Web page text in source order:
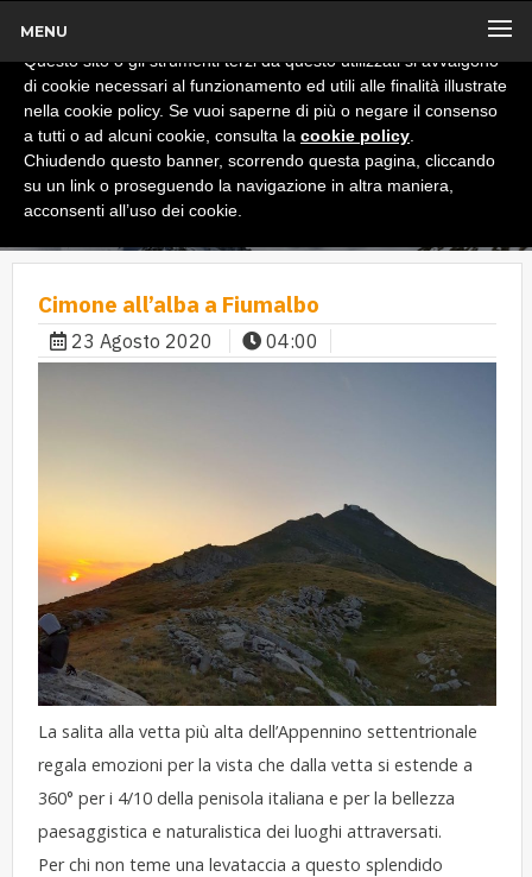
MENU
Cimone all’alba a Fiumalbo
23 Agosto 2020 04:00
La salita alla vetta più alta dell’Appennino settentrionale
regala emozioni per la vista che dalla vetta si estende a
360° per i 4/10 della penisola italiana e per la bellezza
paesaggistica e naturalistica dei luoghi attraversati.
Per chi non teme una levataccia a questo splendido
x
Informativa
Questo sito o gli strumenti terzi da questo utilizzati si avvalgono
di cookie necessari al funzionamento ed utili alle finalità illustrate
nella cookie policy. Se vuoi saperne di più o negare il consenso
a tutti o ad alcuni cookie, consulta la cookie policy
Chiudendo questo banner, scorrendo questa pagina, cliccando
su un link o proseguendo la navigazione in altra maniera,
acconsenti all’uso dei cookie.